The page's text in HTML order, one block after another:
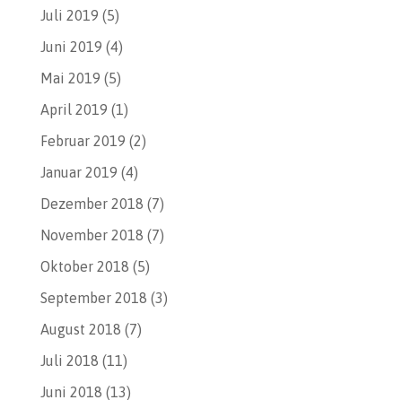
Juli 2019 (5)
Juni 2019 (4)
Mai 2019 (5)
April 2019 (1)
Februar 2019 (2)
Januar 2019 (4)
Dezember 2018 (7)
November 2018 (7)
Oktober 2018 (5)
September 2018 (3)
August 2018 (7)
Juli 2018 (11)
Juni 2018 (13)